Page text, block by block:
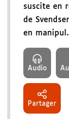
suscite en
de
en
Audio
Partager